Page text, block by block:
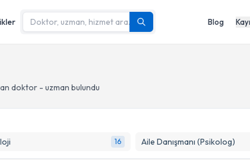
Blog
doktor - uzman bulundu
16 Aile Danışmanı (Psikolog)